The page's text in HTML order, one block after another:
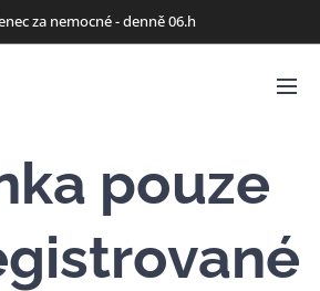
za nemocné - denně 06.h
pouze